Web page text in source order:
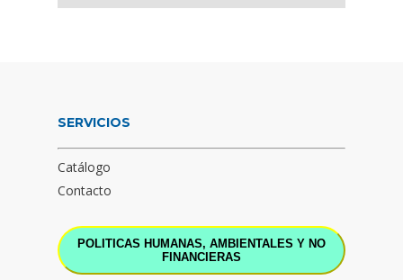
SERVICIOS
Catálogo
Contacto
POLITICAS HUMANAS, AMBIENTALES Y NO
FINANCIERAS